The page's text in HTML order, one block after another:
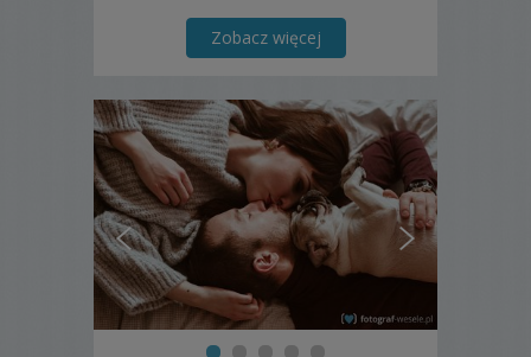
tradycyjnej formie. LiveViewPhoto -
zdjęcia wyświetlane na weselu tuż po
Zobacz więcej